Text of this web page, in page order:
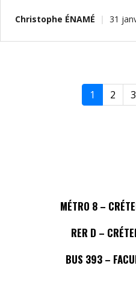
Christophe ÉNAMÉ 31
1 2 3
MÉTRO 8 –
RER D –
BUS 393 –